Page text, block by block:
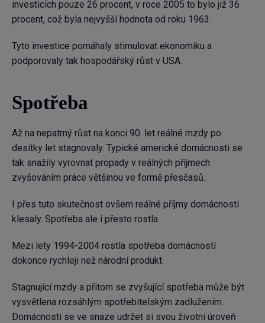
investicích pouze 26 procent, v roce 2005 to bylo již 36
procent, což byla nejvyšší hodnota od roku 1963.
Tyto investice pomáhaly stimulovat ekonomiku a
podporovaly tak hospodářský růst v USA.
Spotřeba
Až na nepatrný růst na konci 90. let reálné mzdy po
desítky let stagnovaly. Typické americké domácnosti se
tak snažily vyrovnat propady v reálných příjmech
zvyšováním práce většinou ve formě přesčasů.
I přes tuto skutečnost ovšem reálné příjmy domácnosti
klesaly. Spotřeba ale i přesto rostla.
Mezi lety 1994-2004 rostla spotřeba domácností
dokonce rychleji než národní produkt.
Stagnující mzdy a přitom se zvyšující spotřeba může být
vysvětlena rozsáhlým spotřebitelským zadlužením.
Domácnosti se ve snaze udržet si svou životní úroveň